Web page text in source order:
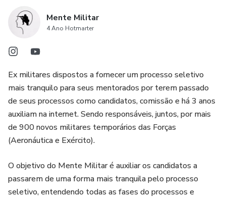
⚠️ O que NÃO está incluso
Acesso ao mentor
Análise além do limite de documentos previsto no pacote
(Caso deseje orientação personalizada com reunião,
🎯 Para quem é a Conferência Operacional:
Mente Militar
4 Ano Hotmarter
Ex militares dispostos a fornecer um processo seletivo
mais tranquilo para seus mentorados por terem passado
de seus processos como candidatos, comissão e há 3 anos
auxiliam na internet. Sendo responsáveis, juntos, por mais
de 900 novos militares temporários das Forças
(Aeronáutica e Exército).
O objetivo do Mente Militar é auxiliar os candidatos a
passarem de uma forma mais tranquila pelo processo
seletivo, entendendo todas as fases do processos e